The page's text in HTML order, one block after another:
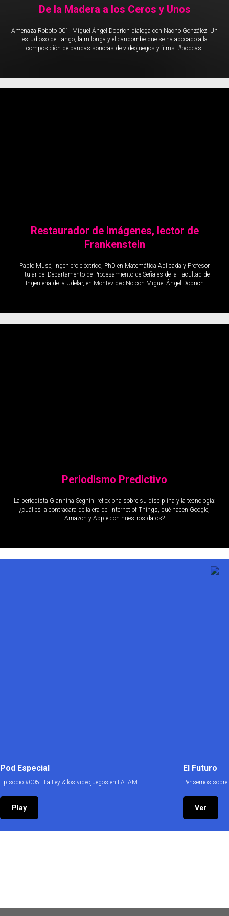
De la Madera a los Ceros y Unos
Amenaza Roboto 001. Miguel Ángel Dobrich dialoga con Nacho González. Un
estudioso del tango, la milonga y el candombe que se ha abocado a la
composición de bandas sonoras de videojuegos y films. #podcast
Restaurador de Imágenes, lector de
Frankenstein
Pablo Musé, Ingeniero eléctrico, PhD en Matemática Aplicada y Profesor
Titular del Departamento de Procesamiento de Señales de la Facultad de
Ingeniería de la Udelar, en Montevideo No con Miguel Ángel Dobrich
Periodismo Predictivo
La periodista Giannina Segnini reflexiona sobre su disciplina y la tecnología:
¿cuál es la contracara de la era del Internet of Things, qué hacen Google,
Amazon y Apple con nuestros datos?
Pod Especial
Episodio #005 - La Ley & los videojuegos en LATAM
Play
El Futuro
Pensemos
Ver